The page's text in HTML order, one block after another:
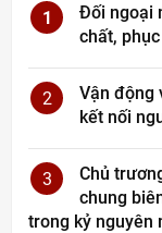
1
Đối ngoại
chất,
2
Vận động
kết nối
3
Chủ
chung
trong kỷ nguyên